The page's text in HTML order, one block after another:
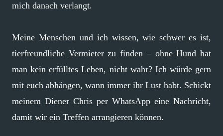
mich danach verlangt.
Meine Menschen und ich wissen, wie schwer es ist,
tierfreundliche Vermieter zu finden – ohne Hund hat
man kein erfülltes Leben, nicht wahr? Ich würde gern
mit euch abhängen, wann immer ihr Lust habt. Schickt
meinem Diener Chris per WhatsApp eine Nachricht,
damit wir ein Treffen arrangieren können.